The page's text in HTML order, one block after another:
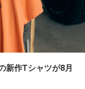
新作Tシャツが8月